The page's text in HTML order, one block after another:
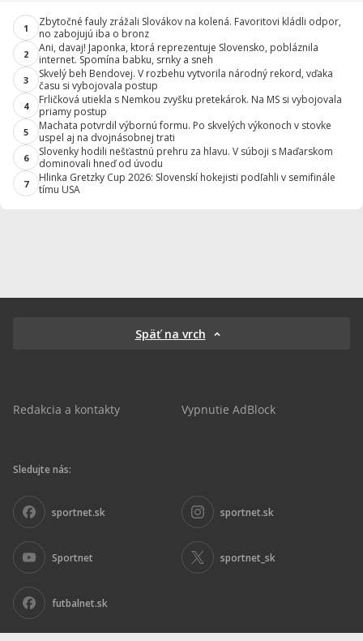
1
Zbytočné fauly zrážali Slovákov na kolená. Favoritovi kládli odpor,
no zabojujú iba o bronz
2
Ani, davaj! Japonka, ktorá reprezentuje Slovensko, pobláznila
internet. Spomína babku, srnky a sneh
3
Skvelý beh Bendovej. V rozbehu vytvorila národný rekord, vďaka
času si vybojovala postup
4
Frličková utiekla s Nemkou zvyšku pretekárok. Na MS si vybojovala
priamy postup
5
Machata potvrdil výbornú formu. Po skvelých výkonoch v stovke
uspel aj na dvojnásobnej trati
6
Slovenky hodili nešťastnú prehru za hlavu. V súboji s Maďarskom
dominovali hneď od úvodu
7
Hlinka Gretzky Cup 2026: Slovenskí hokejisti podľahli v semifinále
tímu USA
Späť na vrch
Redakcia a kontakty Vypnutie AdBlock
Sledujte nás:
sportnet.sk sportnet.sk
Sportnet sportnet_sk
futbalnet.sk